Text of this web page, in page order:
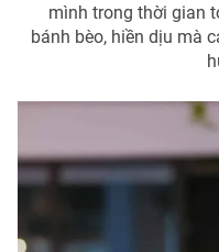
mình trong thời gian
bánh bèo, hiền dịu mà